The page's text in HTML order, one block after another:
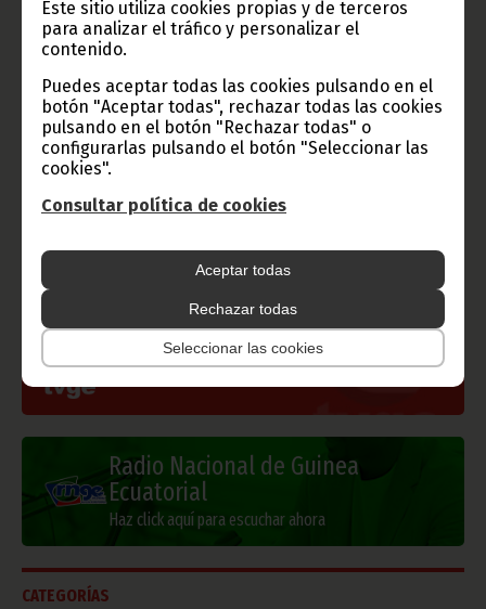
Este sitio utiliza cookies propias y de terceros
para analizar el tráfico y personalizar el
contenido.
Puedes aceptar todas las cookies pulsando en el
botón "Aceptar todas", rechazar todas las cookies
pulsando en el botón "Rechazar todas" o
configurarlas pulsando el botón "Seleccionar las
cookies".
Consultar política de cookies
Aceptar todas
Rechazar todas
Seleccionar las cookies
Oficina de Información y Prensa de Guinea Ecuatorial (D. G.
Base Internet).
Gobierno e Instituciones
Información de Guinea Ecuatorial
TVGE
Radio Nacional de Guinea
Ecuatorial
Haz click aquí para escuchar ahora
CATEGORÍAS